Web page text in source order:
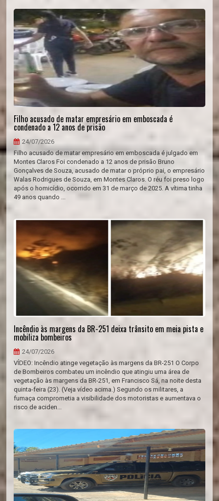
Filho acusado de matar empresário em emboscada é
condenado a 12 anos de prisão
24/07/2026
Filho acusado de matar empresário em emboscada é julgado em
Montes Claros Foi condenado a 12 anos de prisão Bruno
Gonçalves de Souza, acusado de matar o próprio pai, o empresário
Walas Rodrigues de Souza, em Montes Claros. O réu foi preso logo
após o homicídio, ocorrido em 31 de março de 2025. A vítima tinha
49 anos quando ...
Incêndio às margens da BR-251 deixa trânsito em meia pista e
mobiliza bombeiros
24/07/2026
VÍDEO: Incêndio atinge vegetação às margens da BR-251 O Corpo
de Bombeiros combateu um incêndio que atingiu uma área de
vegetação às margens da BR-251, em Francisco Sá, na noite desta
quinta-feira (23). (Veja vídeo acima.) Segundo os militares, a
fumaça comprometia a visibilidade dos motoristas e aumentava o
risco de aciden...